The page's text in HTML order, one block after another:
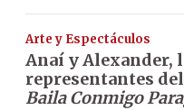
Arte y Espectáculos
Anaí y Alexander,
representantes
Baila Conmigo